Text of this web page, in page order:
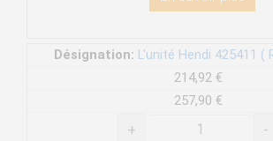
Désignation: L'unité Hendi 425411 (
214,92 €
257,90 €
+ -